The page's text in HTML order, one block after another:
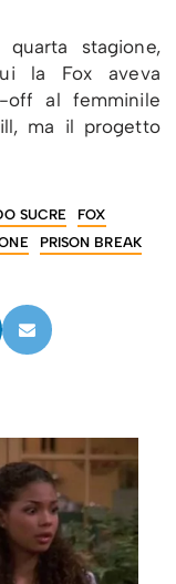
stagione,
la Fox aveva
off al femminile
ma il progetto
SUCRE
FOX
PRISON BREAK